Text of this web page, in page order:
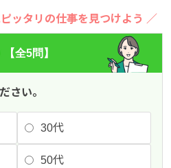
ッタリの仕事を見つけよう ／
全5問】
さい。
30代
50代